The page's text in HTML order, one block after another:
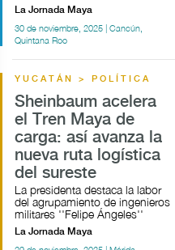
La Jornada Maya
30 de noviembre, 2025 | Cancún,
Quintana Roo
YUCATÁN > POLÍTICA
Sheinbaum acelera
el Tren Maya de
carga: así avanza la
nueva ruta logística
del sureste
La presidenta destaca la labor
del agrupamiento de ingenieros
militares ''Felipe Ángeles''
La Jornada Maya